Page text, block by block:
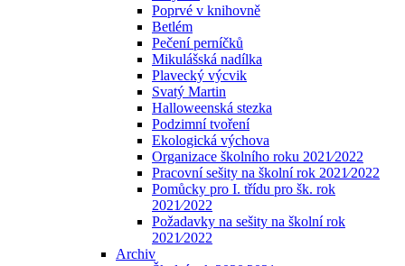
Poprvé v knihovně
Betlém
Pečení perníčků
Mikulášská nadílka
Plavecký výcvik
Svatý Martin
Halloweenská stezka
Podzimní tvoření
Ekologická výchova
Organizace školního roku 2021⁄2022
Pracovní sešity na školní rok 2021⁄2022
Pomůcky pro I. třídu pro šk. rok
2021⁄2022
Požadavky na sešity na školní rok
2021⁄2022
Archiv